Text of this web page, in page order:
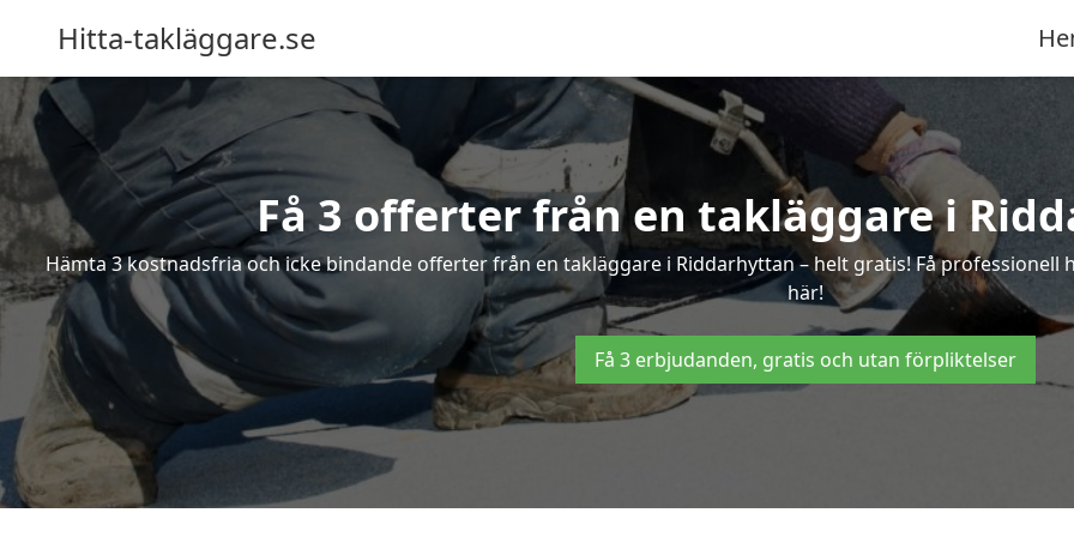
Hitta-takläggare.se
Få 3 offerter från en takläggare i
Hämta 3 kostnadsfria och icke bindande offerter från en takläggare i Riddarhyttan – helt gratis! Få
här!
Få 3 erbjudanden, gratis och utan förpliktelser